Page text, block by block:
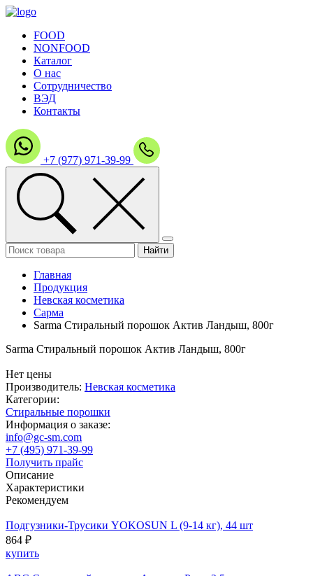
FOOD
NONFOOD
Каталог
О нас
Сотрудничество
ВЭД
Контакты
+7 (977) 971-39-99
Главная
Продукция
Невская косметика
Сарма
Sarma Стиральный порошок Актив Ландыш, 800г
Sarma Стиральный порошок Актив Ландыш, 800г
Нет цены
Производитель: Невская косметика
Категории:
Стиральные порошки
Информация о заказе:
info@gc-sm.com
+7 (495) 971-39-99
Получить прайс
Описание
Характеристики
Рекомендуем
Подгузники-Трусики YOKOSUN L (9-14 кг), 44 шт
864 ₽
купить